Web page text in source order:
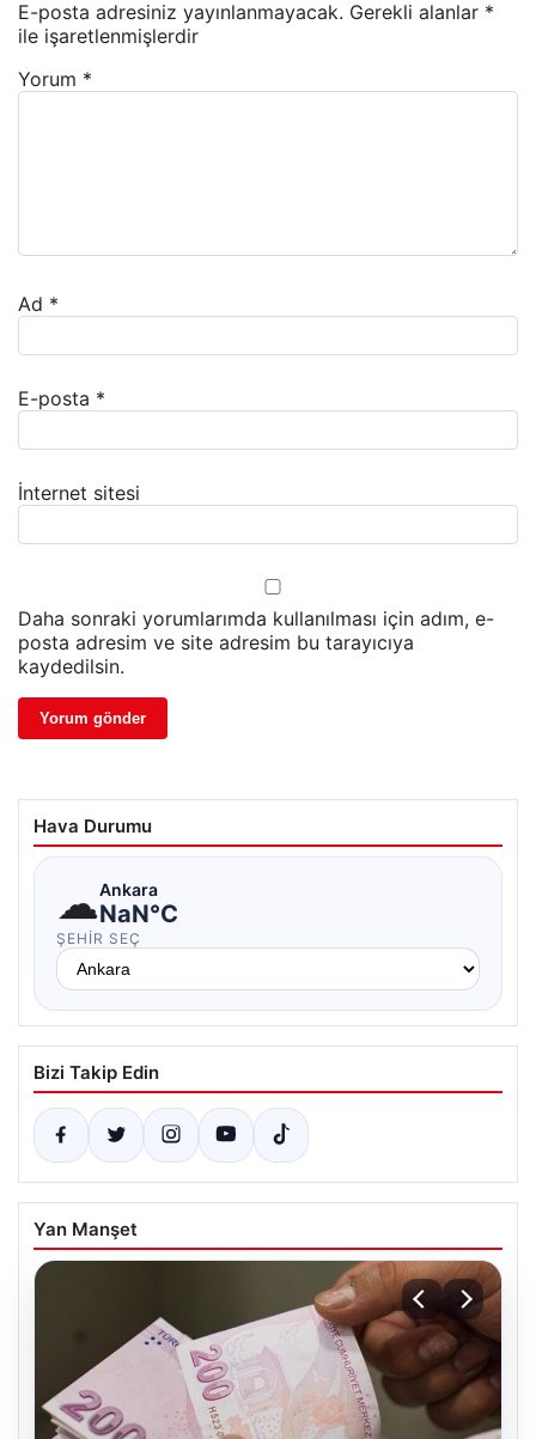
E-posta adresiniz yayınlanmayacak. Gerekli alanlar *
ile işaretlenmişlerdir
Yorum *
Ad *
E-posta *
İnternet sitesi
Daha sonraki yorumlarımda kullanılması için adım, e-
posta adresim ve site adresim bu tarayıcıya
kaydedilsin.
Hava Durumu
☁Ankara
NaN°C
ŞEHIR SEÇ
Bizi Takip Edin
Yan Manşet